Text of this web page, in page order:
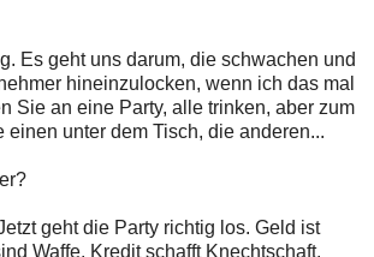
Es geht uns darum, die schwachen und
hineinzulocken, wenn ich das mal
Sie an eine Party, alle trinken, aber zum
einen unter dem Tisch, die anderen...
geht die Party richtig los. Geld ist
Waffe. Kredit schafft Knechtschaft.